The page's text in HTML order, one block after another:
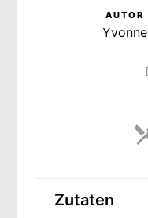
AUTOR
Yvonne
Zutaten